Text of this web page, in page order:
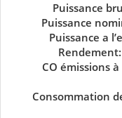
Puissance
Puissance
Puissance a
CO émissions
Consommation